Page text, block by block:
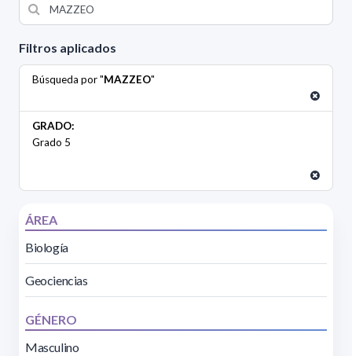
Filtros aplicados
Búsqueda por "MAZZEO"
GRADO:
Grado 5
ÁREA
Biología
Geociencias
GÉNERO
Masculino